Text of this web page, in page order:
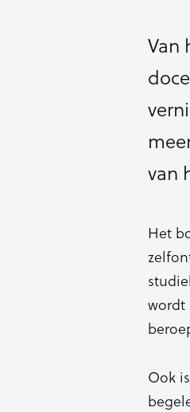
Van
van
Het
wordt
Ook